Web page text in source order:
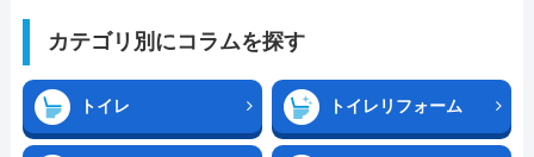
カテゴリ別にコラムを探す
トイレ トイレリフォーム